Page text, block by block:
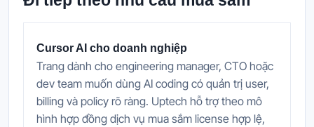
Cursor AI cho doanh nghiệp
Trang dành cho engineering manager, CTO hoặc
dev team muốn dùng AI coding có quản trị user,
billing và policy rõ ràng. Uptech hỗ trợ theo mô
hình hợp đồng dịch vụ mua sắm license hợp lệ,